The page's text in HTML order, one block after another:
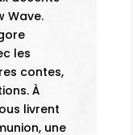
Wave.
les
contes,
À
livrent
une